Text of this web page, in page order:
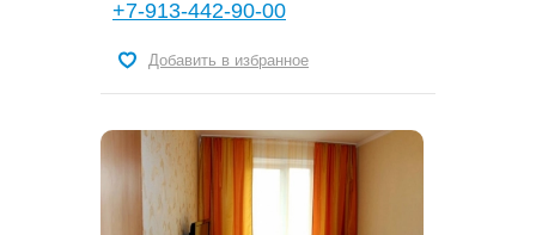
+7-913-442-90-00
Добавить в избранное